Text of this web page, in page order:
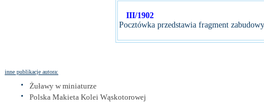
III/1902
Pocztówka przedstawia fragment
inne publikacje autora:
Żuławy w miniaturze
Polska Makieta Kolei Wąskotorowej